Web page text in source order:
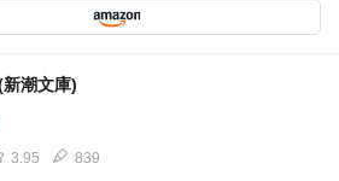
潮文庫)
3.95 839